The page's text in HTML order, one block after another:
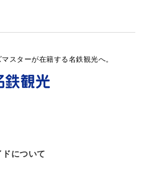
スターが在籍する名鉄観光へ。
について